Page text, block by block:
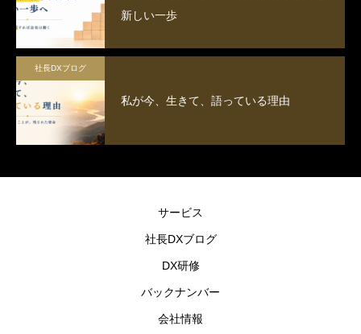
新しい一歩
社長DXブログ
私が今、生きて、語っている理由
サービス
社長DXブログ
DX研修
バックナンバー
会社情報